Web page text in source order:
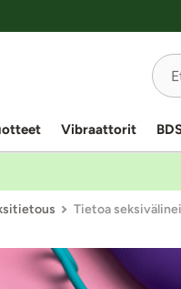
Vibraattorit
Tietoa